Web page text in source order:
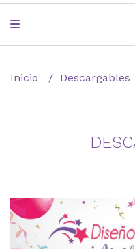
Inicio Descargables